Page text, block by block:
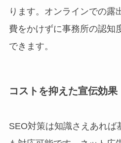
ります。オンラインでの露
費をかけずに事務所の認知
できます。
コストを抑えた宣伝効果
SEO対策は知識さえあれば